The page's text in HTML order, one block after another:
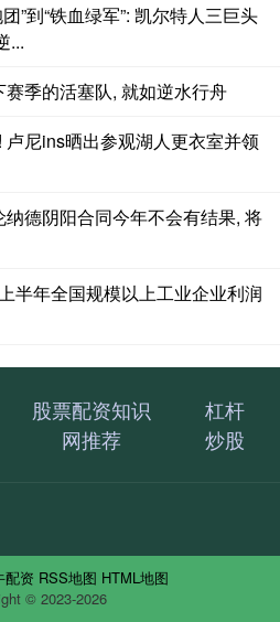
”到“铁血绿军”: 凯尔特人三巨头
...
季的活塞队, 就如逆水行舟
尼ins晒出参观湖人更衣室并领
德阴阳合同今年不会有结果, 将
半年全国规模以上工业企业利润
股票配资知识
网推荐
杠杆
炒股
配资 RSS地图 HTML地图
© 2023-2026